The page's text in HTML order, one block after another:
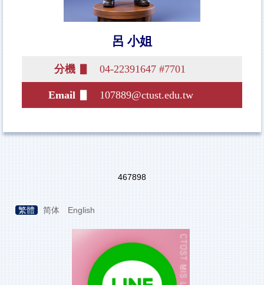
呂 小姐
分機 ▋ 04-22391647 #7701
Email ▋ 107889@ctust.edu.tw
467898
繁體 简体 English